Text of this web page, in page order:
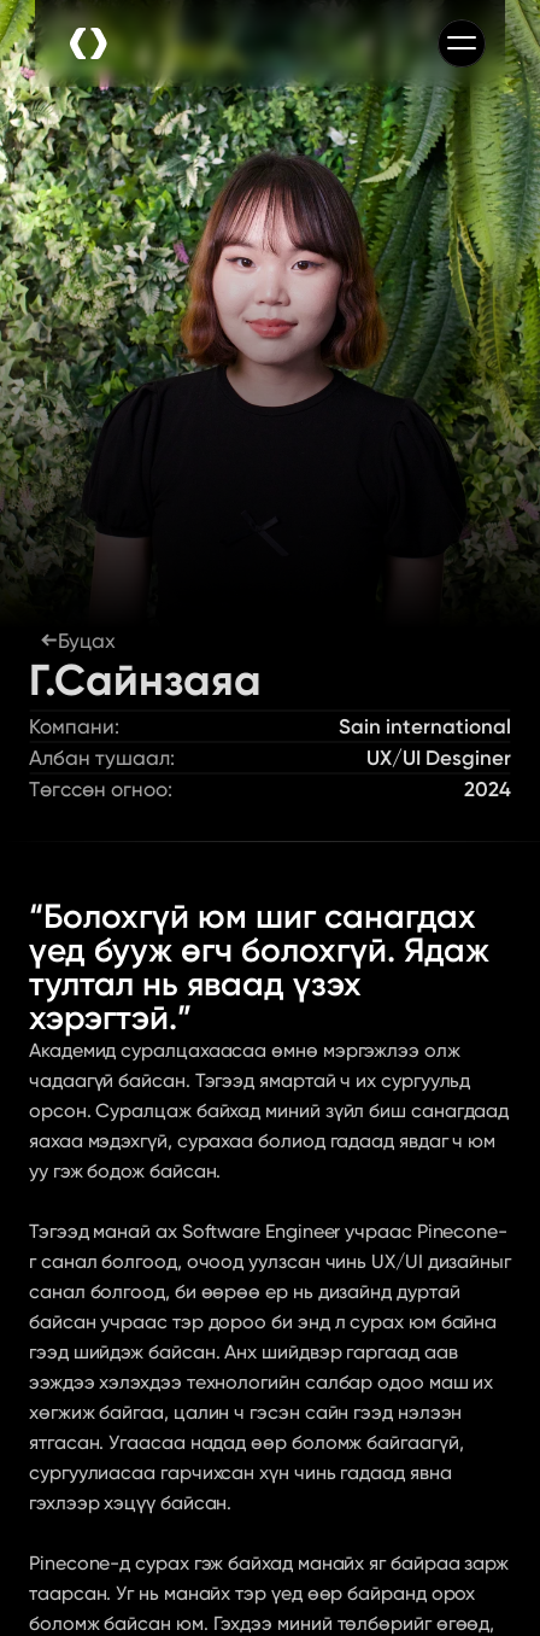
“Болохгүй юм шиг санагдах
үед бууж өгч болохгүй. Ядаж
тултал нь яваад үзэх
хэрэгтэй.”
Академид суралцахаасаа өмнө мэргэжлээ олж
чадаагүй байсан. Тэгээд ямартай ч их сургуульд
орсон. Суралцаж байхад миний зүйл биш санагдаад
яахаа мэдэхгүй, сурахаа болиод гадаад явдаг ч юм
уу гэж бодож байсан.
Тэгээд манай ах Software Engineer учраас Pinecone-
г санал болгоод, очоод уулзсан чинь UX/UI дизайныг
санал болгоод, би өөрөө ер нь дизайнд дуртай
байсан учраас тэр дороо би энд л сурах юм байна
гээд шийдэж байсан. Анх шийдвэр гаргаад аав
ээждээ хэлэхдээ технологийн салбар одоо маш их
хөгжиж байгаа, цалин ч гэсэн сайн гээд нэлээн
ятгасан. Угаасаа надад өөр боломж байгаагүй,
сургуулиасаа гарчихсан хүн чинь гадаад явна
гэхлээр хэцүү байсан.
Pinecone-д сурах гэж байхад манайх яг байраа зарж
таарсан. Уг нь манайх тэр үед өөр байранд орох
боломж байсан юм. Гэхдээ миний төлбөрийг өгөөд,
Компани:
Sain international
Албан тушаал:
UX/UI Desginer
Төгссөн огноо:
2024
Буцах
Г.Сайнзаяа